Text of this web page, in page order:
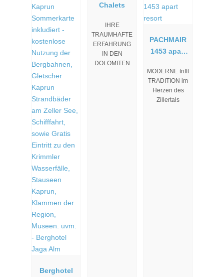
Berghotel
Chalets
IHRE
TRAUMHAFTE
ERFAHRUNG
IN DEN
DOLOMITEN
PACHMAIR
1453 apart
MODERNE trifft
TRADITION im
Herzen des
Zillertals